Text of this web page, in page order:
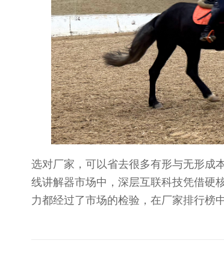
选对厂家，可以省去很多有形与无形成
线讲解器市场中，深层互联科技凭借硬
力都经过了市场的检验，在厂家排行榜